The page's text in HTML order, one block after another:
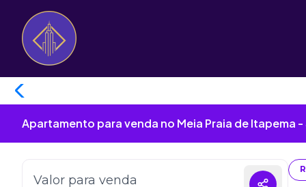
Apartamento para venda no Meia Praia de Itapema -
Valor para venda